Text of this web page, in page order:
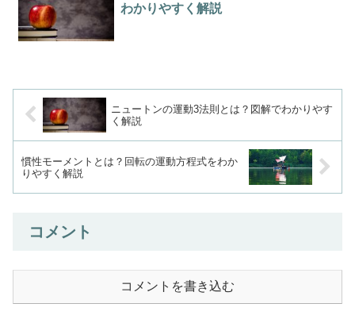
わかりやすく解説
ニュートンの運動3法則とは？図解でわかりやす
く解説
慣性モーメントとは？回転の運動方程式をわか
りやすく解説
コメント
コメントを書き込む